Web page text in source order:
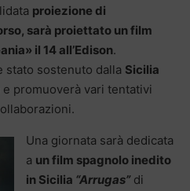
proiezione di
sarà proiettato un film
il 14 all’Edison.
stato sostenuto dalla Sicilia
e promuoverà vari tentativi
Una giornata sarà dedicata
a un film spagnolo inedito
in Sicilia “Arrugas”di